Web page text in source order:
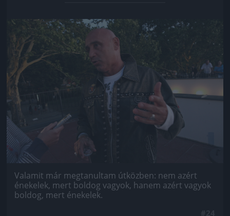
Jön még kép!
Valamit már megtanultam útközben: nem azért
énekelek, mert boldog vagyok, hanem azért vagyok
boldog, mert énekelek.